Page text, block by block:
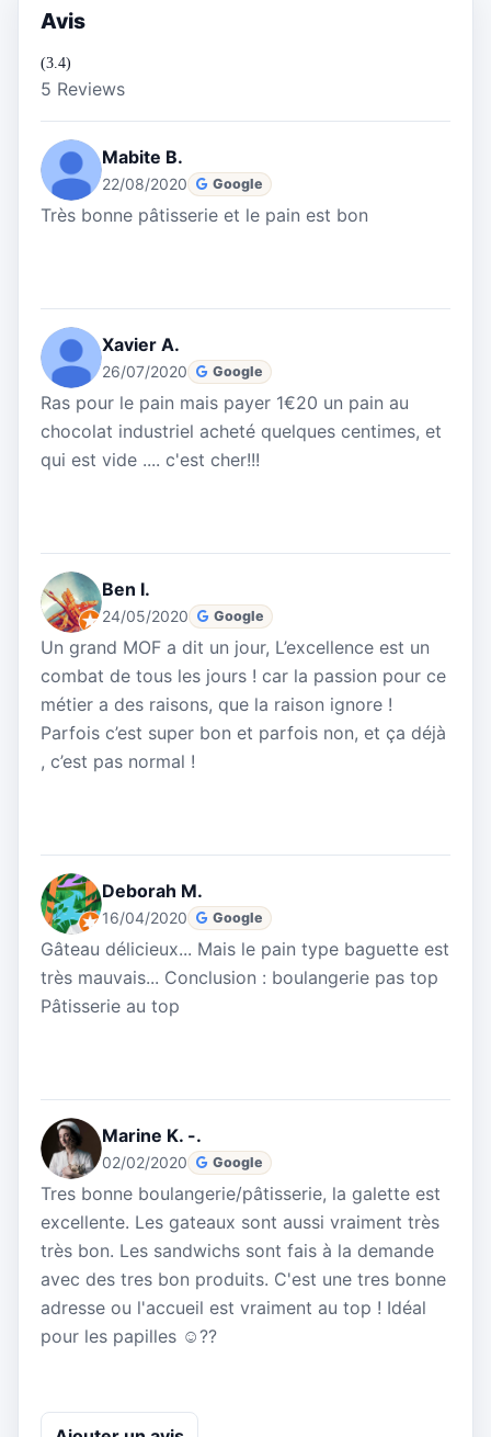
Avis
(3.4)
5 Reviews
Mabite B.
22/08/2020 Google
Très bonne pâtisserie et le pain est bon
Xavier A.
26/07/2020 Google
Ras pour le pain mais payer 1€20 un pain au
chocolat industriel acheté quelques centimes, et
qui est vide .... c'est cher!!!
Ben I.
24/05/2020 Google
Un grand MOF a dit un jour, L’excellence est un
combat de tous les jours ! car la passion pour ce
métier a des raisons, que la raison ignore !
Parfois c’est super bon et parfois non, et ça déjà
, c’est pas normal !
Deborah M.
16/04/2020 Google
Gâteau délicieux... Mais le pain type baguette est
très mauvais... Conclusion : boulangerie pas top
Pâtisserie au top
Marine K. -.
02/02/2020 Google
Tres bonne boulangerie/pâtisserie, la galette est
excellente. Les gateaux sont aussi vraiment très
très bon. Les sandwichs sont fais à la demande
avec des tres bon produits. C'est une tres bonne
adresse ou l'accueil est vraiment au top ! Idéal
pour les papilles ☺️??